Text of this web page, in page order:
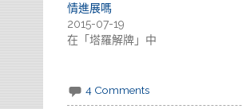
情進展嗎
2015-07-19
在「塔羅解牌」中
4 Comments